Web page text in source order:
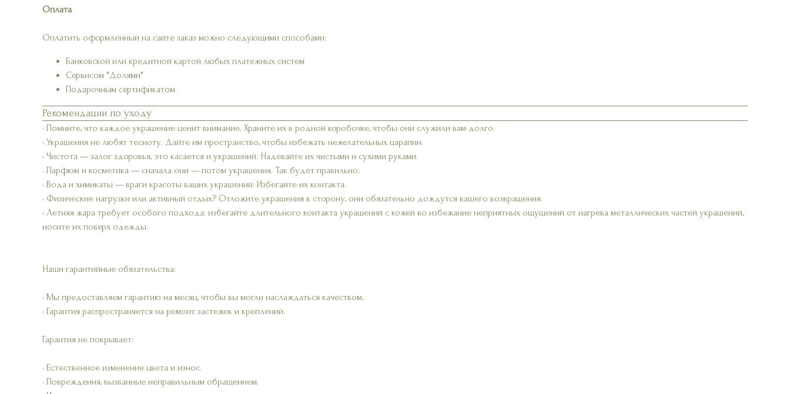
Оплата
Оплатить оформленный на сайте заказ можно следующими способами:
Банковской или кредитной картой любых платежных систем
Сервисом "Долями"
Подарочным сертификатом
Рекомендации по уходу
• Помните, что каждое украшение ценит внимание. Храните их в родной коробочке, чтобы они служили вам долго.
• Украшения не любят тесноту. Дайте им пространство, чтобы избежать нежелательных царапин.
• Чистота — залог здоровья, это касается и украшений. Надевайте их чистыми и сухими руками.
• Парфюм и косметика — сначала они — потом украшения. Так будет правильно.
• Вода и химикаты — враги красоты ваших украшений. Избегайте их контакта.
• Физические нагрузки или активный отдых? Отложите украшения в сторону, они обязательно дождутся вашего возвращения.
• Летняя жара требует особого подхода: избегайте длительного контакта украшений с кожей во избежание неприятных ощущений от нагрева металлических частей украшений,
носите их поверх одежды.
Наши гарантийные обязательства:
• Мы предоставляем гарантию на месяц, чтобы вы могли наслаждаться качеством.
• Гарантия распространяется на ремонт застежек и креплений.
Гарантия не покрывает:
• Естественное изменение цвета и износ.
• Повреждения, вызванные неправильным обращением.